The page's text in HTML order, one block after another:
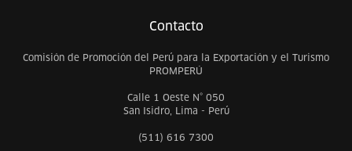
Contacto
Comisión de Promoción del Perú para la Exportación y el Turismo
PROMPERÚ
Calle 1 Oeste N° 050
San Isidro, Lima - Perú
(511) 616 7300